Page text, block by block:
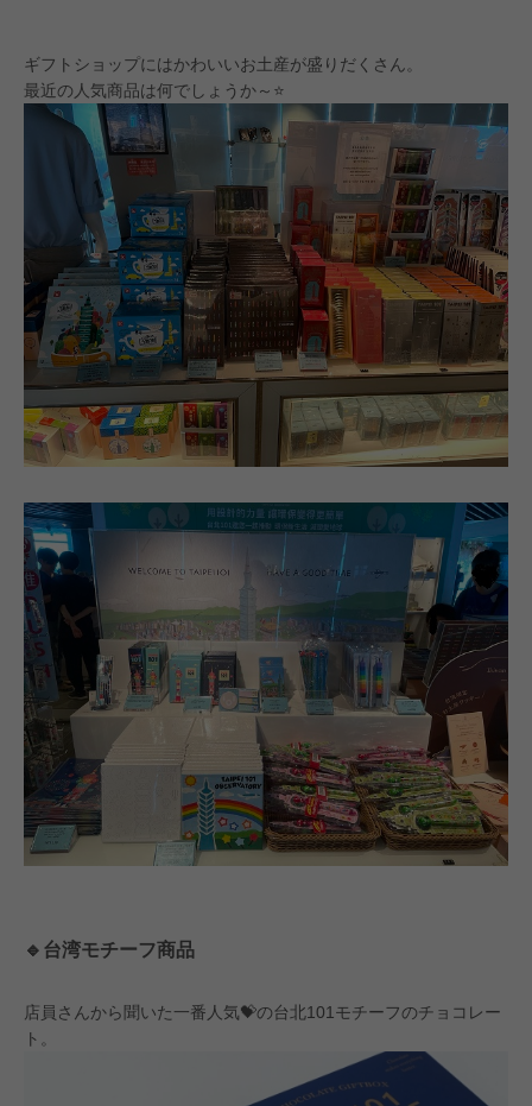
ギフトショップにはかわいいお土産が盛りだくさん。
最近の人気商品は何でしょうか～⭐️
🔹台湾モチーフ商品
店員さんから聞いた一番人気💝の台北101モチーフのチョコレー
ト。